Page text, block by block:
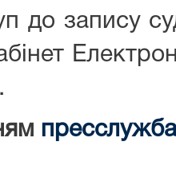
до запису